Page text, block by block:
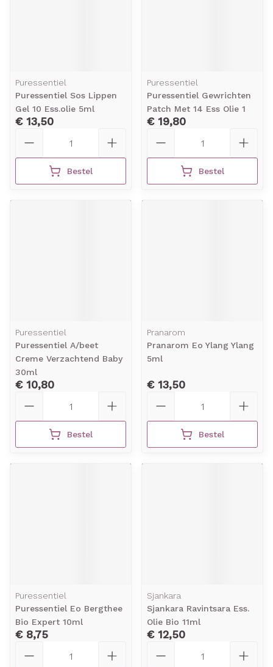
Puressentiel
Puressentiel Sos Lippen
Gel 10 Ess.olie 5ml
€ 13,50
Bestel
Puressentiel
Puressentiel Gewrichten
Patch Met 14 Ess Olie 1
€ 19,80
Bestel
Puressentiel
Puressentiel A/beet
Creme Verzachtend Baby
30ml
€ 10,80
Bestel
Pranarom
Pranarom Eo Ylang Ylang
5ml
€ 13,50
Bestel
Puressentiel
Puressentiel Eo Bergthee
Bio Expert 10ml
€ 8,75
Sjankara
Sjankara Ravintsara Ess.
Olie Bio 11ml
€ 12,50